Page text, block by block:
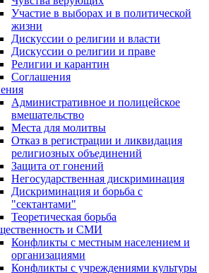
Участие в выборах и в политической
жизни
Дискуссии о религии и власти
Дискуссии о религии и праве
Религии и карантин
Соглашения
Административное и полицейское
вмешательство
Места для молитвы
Отказ в регистрации и ликвидация
религиозных объединений
Защита от гонений
Негосударственная дискриминация
Дискриминация и борьба с
"сектантами"
Теоретическая борьба
и СМИ
Конфликты с местным населением и
организациями
Конфликты с учреждениями культуры